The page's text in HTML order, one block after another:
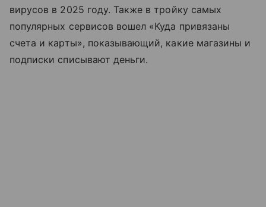
вирусов в 2025 году. Также в тройку самых
популярных сервисов вошел «Куда привязаны
счета и карты», показывающий, какие магазины и
подписки списывают деньги.